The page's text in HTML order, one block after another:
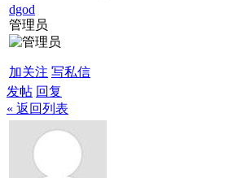
dgod
管理员
加关注 写私信
发帖 回复
« 返回列表